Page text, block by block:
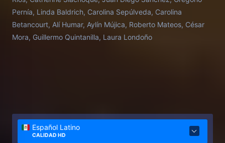
Pernía, Linda Baldrich, Carolina Sepúlveda, Carolina
Betancourt, Alí Humar, Aylín Mújica, Roberto Mateos, César
Mora, Guillermo Quintanilla, Laura Londoño
Español Latino
CALIDAD HD